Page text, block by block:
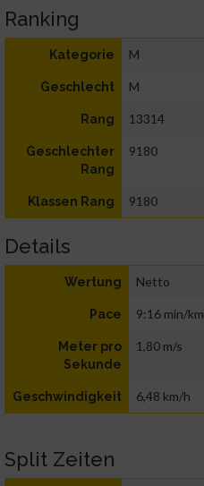
Ranking
Kategorie M
Geschlecht M
Rang 13314
Geschlechter
Rang
9180
Klassen Rang 9180
Details
Wertung Netto
Pace 9:16 min/km
Meter pro
Sekunde
1,80 m/s
Geschwindigkeit 6,48 km/h
Split Zeiten